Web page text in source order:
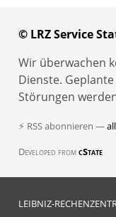
© LRZ Service
Wir überwachen
Dienste.
Störungen
⚡ RSS abonnieren —
Developed fromcState
LEIBNIZ-